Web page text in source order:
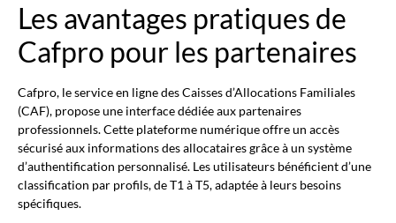
Les avantages pratiques de
Cafpro pour les partenaires
Cafpro, le service en ligne des Caisses d’Allocations Familiales
(CAF), propose une interface dédiée aux partenaires
professionnels. Cette plateforme numérique offre un accès
sécurisé aux informations des allocataires grâce à un système
d’authentification personnalisé. Les utilisateurs bénéficient d’une
classification par profils, de T1 à T5, adaptée à leurs besoins
spécifiques.